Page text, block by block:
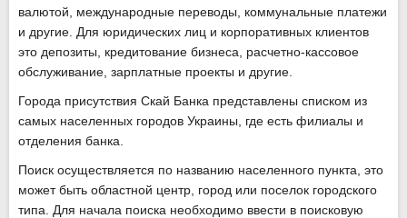
валютой, международные переводы, коммунальные платежи
и другие. Для юридических лиц и корпоративных клиентов
это депозиты, кредитование бизнеса, расчетно-кассовое
обслуживание, зарплатные проекты и другие.
Города присутствия Скай Банка представлены списком из
самых населенных городов Украины, где есть филиалы и
отделения банка.
Поиск осуществляется по названию населенного пункта, это
может быть областной центр, город или поселок городского
типа. Для начала поиска необходимо ввести в поисковую